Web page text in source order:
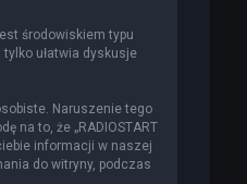
środowiskiem typu
tylko ułatwia dyskusje
Naruszenie tego
na to, że „RADIOSTART
informacji w naszej
do witryny, podczas